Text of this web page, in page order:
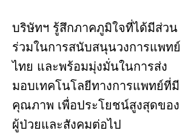
บริษัทฯ รู้สึกภาคภูมิใจที่ได้มีส่วน
ร่วมในการสนับสนุนวงการแพทย์
ไทย และพร้อมมุ่งมั่นในการส่ง
มอบเทคโนโลยีทางการแพทย์ที่มี
คุณภาพ เพื่อประโยชน์สูงสุดของ
ผู้ป่วยและสังคมต่อไป